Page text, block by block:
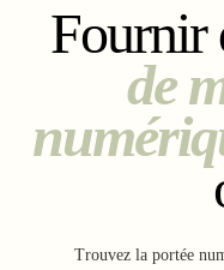
Fournir
de
Trouvez la portée